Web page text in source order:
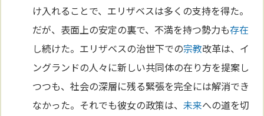
け入れることで、エリザベスは多くの支持を得た。
だが、表面上の安定の裏で、不満を持つ勢力も存在
し続けた。エリザベスの治世下での宗教改革は、イ
ングランドの人々に新しい共同体の在り方を提案し
つつも、社会の深層に残る緊張を完全には解消でき
なかった。それでも彼女の政策は、未来への道を切